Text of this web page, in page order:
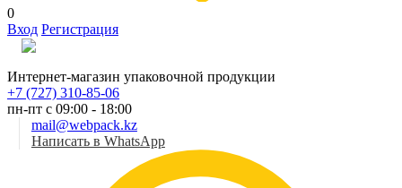
0
Вход Регистрация
Интернет-магазин упаковочной продукции
+7 (727) 310-85-06
пн-пт с 09:00 - 18:00
mail@webpack.kz
Написать в WhatsApp